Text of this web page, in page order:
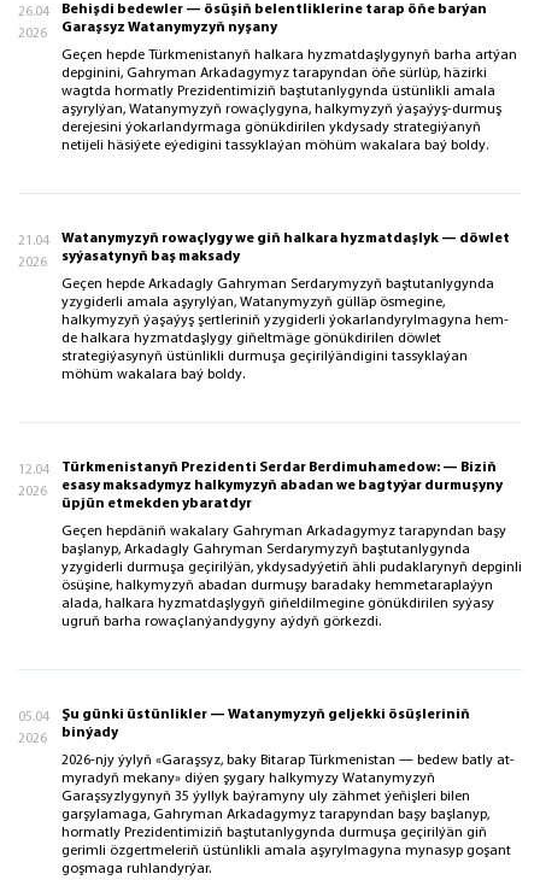
26.04
2026
Behişdi bedewler — ösüşiň belentliklerine tarap öňe barýan
Garaşsyz Watanymyzyň nyşany
Geçen hepde Türkmenistanyň halkara hyzmatdaşlygynyň barha artýan
depginini, Gahryman Arkadagymyz tarapyndan öňe sürlüp, häzirki
wagtda hormatly Prezidentimiziň baştutanlygynda üstünlikli amala
aşyrylýan, Watanymyzyň rowaçlygyna, halkymyzyň ýaşaýyş-durmuş
derejesini ýokarlandyrmaga gönükdirilen ykdysady strategiýanyň
netijeli häsiýete eýedigini tassyklaýan möhüm wakalara baý boldy.
21.04
2026
Watanymyzyň rowaçlygy we giň halkara hyzmatdaşlyk — döwlet
syýasatynyň baş maksady
Geçen hepde Arkadagly Gahryman Serdarymyzyň baştutanlygynda
yzygiderli amala aşyrylýan, Watanymyzyň gülläp ösmegine,
halkymyzyň ýaşaýyş şertleriniň yzygiderli ýokarlandyrylmagyna hem-
de halkara hyzmatdaşlygy giňeltmäge gönükdirilen döwlet
strategiýasynyň üstünlikli durmuşa geçirilýändigini tassyklaýan
möhüm wakalara baý boldy.
12.04
2026
Türkmenistanyň Prezidenti Serdar Berdimuhamedow: — Biziň
esasy maksadymyz halkymyzyň abadan we bagtyýar durmuşyny
üpjün etmekden ybaratdyr
Geçen hepdäniň wakalary Gahryman Arkadagymyz tarapyndan başy
başlanyp, Arkadagly Gahryman Serdarymyzyň baştutanlygynda
yzygiderli durmuşa geçirilýän, ykdysadyýetiň ähli pudaklarynyň depginli
ösüşine, halkymyzyň abadan durmuşy baradaky hemmetaraplaýyn
alada, halkara hyzmatdaşlygyň giňeldilmegine gönükdirilen syýasy
ugruň barha rowaçlanýandygyny aýdyň görkezdi.
05.04
2026
Şu günki üstünlikler — Watanymyzyň geljekki ösüşleriniň
binýady
2026-njy ýylyň «Garaşsyz, baky Bitarap Türkmenistan — bedew batly at-
myradyň mekany» diýen şygary halkymyzy Watanymyzyň
Garaşsyzlygynyň 35 ýyllyk baýramyny uly zähmet ýeňişleri bilen
garşylamaga, Gahryman Arkadagymyz tarapyndan başy başlanyp,
hormatly Prezidentimiziň baştutanlygynda durmuşa geçirilýän giň
gerimli özgertmeleriň üstünlikli amala aşyrylmagyna mynasyp goşant
goşmaga ruhlandyrýar.